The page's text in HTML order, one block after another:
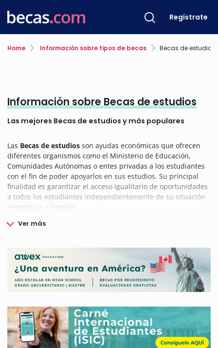
Regístrate
Home Información sobre tipos de becas Becas de estudios
Información sobre Becas de estudios
Las mejores Becas de estudios y más populares
Las Becas de estudios son ayudas económicas que ofrecen
diferentes organismos como el Ministerio de Educación,
Comunidades Autónomas o entes privadas a los estudiantes
con el fin de poder apoyarlos en sus estudios. Su principal
finalidad es garantizar el acceso igualitario de oportunidades
a todos los estudiantes independientemente de su situación
económica o familiar.
Las Becas de estudios se conceden en todos los niveles, así
no universitarios incluyendo todos los ciclos, así como becas
de estudios para fomentar la
investigación. Para acceder a una beca de estudio tendrás
que cumplir una serie de requisitos que definirá cada uno de
los convocantes.
En esta página encontrarás toda la información sobre las
becas de estudios, te contaremos cuáles son las becas de
estudios más populares y te explicaremos todo lo que debes
saber sobre cómo solicitarlas y sus requisitos